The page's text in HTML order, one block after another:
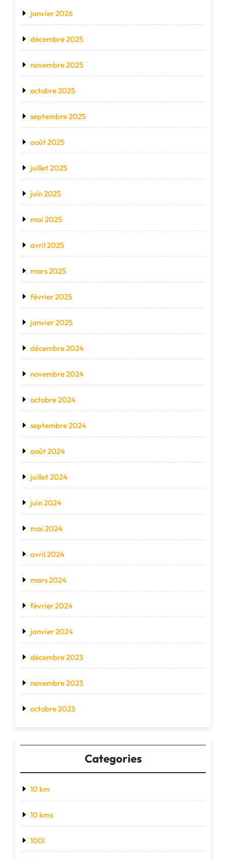
janvier 2026
décembre 2025
novembre 2025
octobre 2025
septembre 2025
août 2025
juillet 2025
juin 2025
mai 2025
avril 2025
mars 2025
février 2025
janvier 2025
décembre 2024
novembre 2024
octobre 2024
septembre 2024
août 2024
juillet 2024
juin 2024
mai 2024
avril 2024
mars 2024
février 2024
janvier 2024
décembre 2023
novembre 2023
octobre 2023
Categories
10 km
10 kms
100l